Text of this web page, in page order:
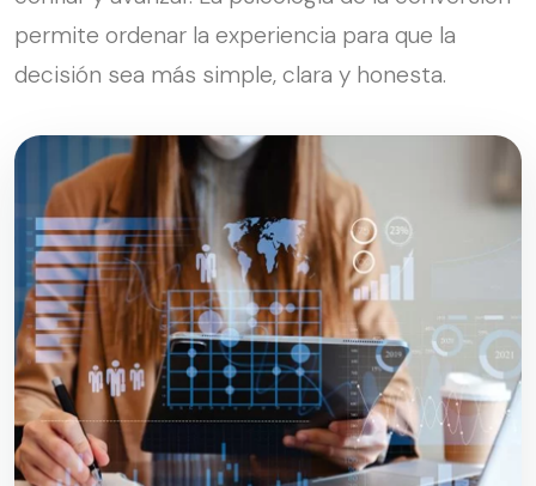
permite ordenar la experiencia para que la
decisión sea más simple, clara y honesta.